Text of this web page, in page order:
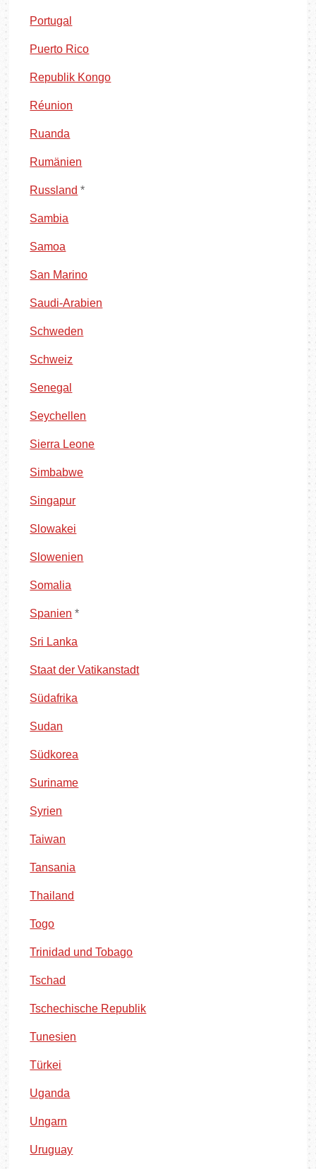
Portugal
Puerto Rico
Republik Kongo
Réunion
Ruanda
Rumänien
Russland *
Sambia
Samoa
San Marino
Saudi-Arabien
Schweden
Schweiz
Senegal
Seychellen
Sierra Leone
Simbabwe
Singapur
Slowakei
Slowenien
Somalia
Spanien *
Sri Lanka
Staat der Vatikanstadt
Südafrika
Sudan
Südkorea
Suriname
Syrien
Taiwan
Tansania
Thailand
Togo
Trinidad und Tobago
Tschad
Tschechische Republik
Tunesien
Türkei
Uganda
Ungarn
Uruguay